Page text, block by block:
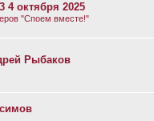
октября 2025
"Споем вместе!"
Рыбаков